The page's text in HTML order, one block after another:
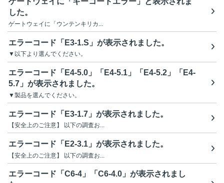
した。
ゲートウェイに「ウンテンキリカ...
エラーコード「E3-1.S」が表示されました。
▼以下より選んでください。
エラーコード「E4-5.0」「E4-5.1」「E4-5.2」「E4-
5.7」が表示されました。
▼製品を選んでください。
エラーコード「E3-1.7」が表示されました。
【安全上のご注意】 以下の調査お...
エラーコード「E2-3.1」が表示されました。
【安全上のご注意】 以下の調査お...
エラーコード「C6-4」「C6-4.0」が表示されまし